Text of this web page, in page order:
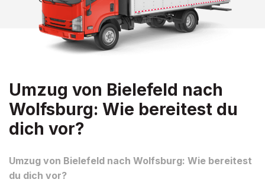
Umzug von Bielefeld nach
Wolfsburg: Wie bereitest du
dich vor?
Umzug von Bielefeld nach Wolfsburg: Wie bereitest
du dich vor?